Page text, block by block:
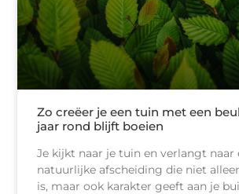
Zo creëer je een tuin met een
jaar rond blijft boeien
Je kijkt naar je tuin en verlangt naar
natuurlijke afscheiding die niet
is, maar ook karakter geeft aan je